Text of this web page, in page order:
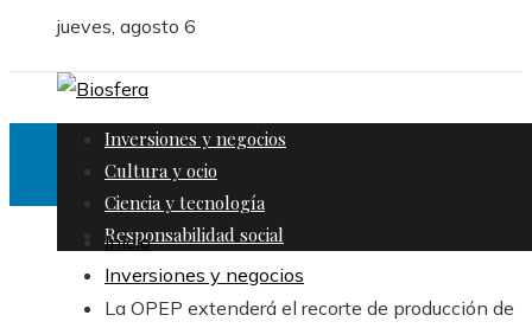
jueves, agosto 6
Inversiones y negocios
Cultura y ocio
Ciencia y tecnología
Responsabilidad social
Inicio
Inversiones y negocios
La OPEP extenderá el recorte de producción de